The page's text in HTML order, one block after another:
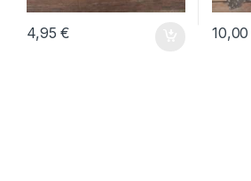
4,95€